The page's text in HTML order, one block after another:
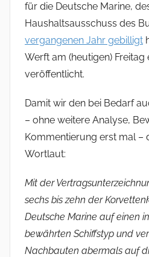
für die Deutsche Marine,
Haushaltsausschuss des
vergangenen Jahr gebilligt
Werft am (heutigen) Freitag
veröffentlicht.
Damit wir den bei Bedarf
– ohne weitere Analyse,
Kommentierung erst mal –
Wortlaut:
Mit der
sechs bis zehn der
Deutsche Marine auf einen
bewährten Schiffstyp und
Nachbauten abermals auf